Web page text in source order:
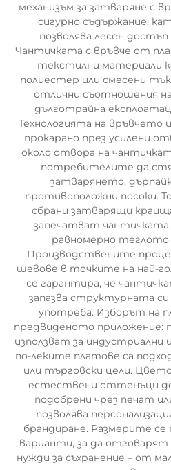
механизъм за затваряне с
сигурно съдържание,
позволява лесен
Чантичката с връвче от
текстилни материали
полиестер или смесени
отлични съотношения
дълготрайна
Технологията на връвчето
прокарано през усилени
около отвора на
потребителите да
затварянето,
противоположни посоки.
сбрани затварящи
запечатват
равномерно теглото
Производствените
шевове в точките на най-
се гарантира, че
запазва структурната
употреба. Изборът на
предвиденото приложение:
използват за индустриални
по-леките платове са
или търговски цели.
естествени оттенъци
подобрени чрез печат
позволява
брандиране. Размерите се
варианти, за да
нужди за съхранение – от